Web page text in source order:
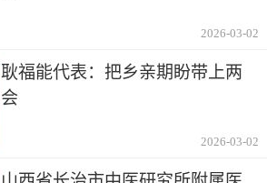
2026-03-02
耿福能代表：把乡亲期盼带上两
会
2026-03-02